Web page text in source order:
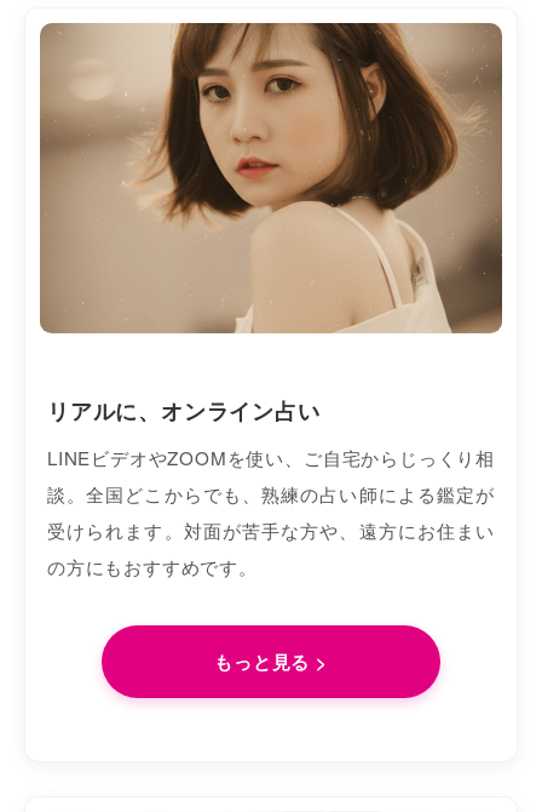
リアルに、オンライン占い
LINEビデオやZOOMを使い、ご自宅からじっくり相
談。全国どこからでも、熟練の占い師による鑑定が
受けられます。対面が苦手な方や、遠方にお住まい
の方にもおすすめです。
もっと見る >